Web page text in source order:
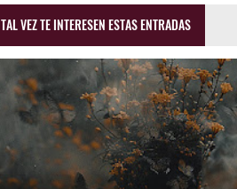
TAL VEZ TE INTERESEN ESTAS ENTRADAS